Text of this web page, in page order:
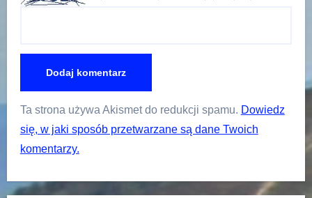
Ta strona używa Akismet do redukcji spamu. Dowiedz
się, w jaki sposób przetwarzane są dane Twoich
komentarzy.